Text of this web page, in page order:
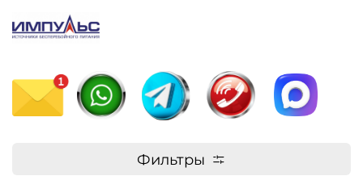
Фильтры